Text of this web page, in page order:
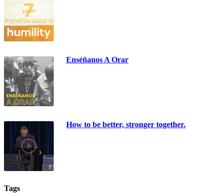
Enséñanos A Orar
How to be better, stronger together.
Tags